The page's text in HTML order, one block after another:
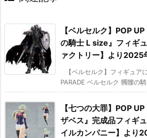
【ベルセルク】POP
の騎士 L size』フィギ
ァクトリー】より2025
【ベルセルク】フィギュア
PARADE ベルセルク 髑髏の
【七つの大罪】POP
ザベス』完成品フィギ
イルカンパニー】より